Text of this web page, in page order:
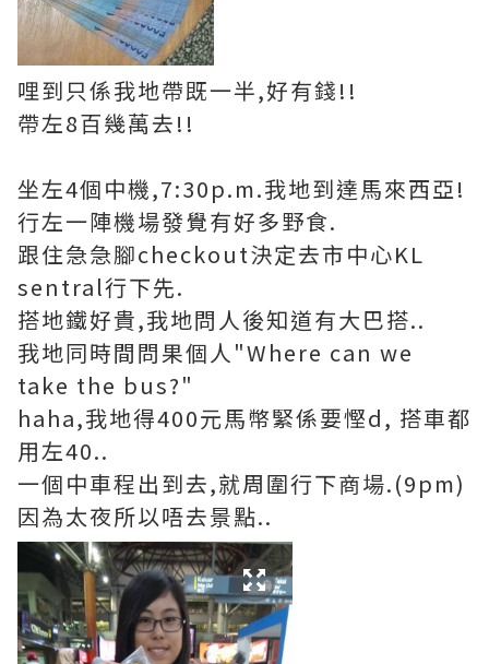
哩到只係我地帶既一半,好有錢!!
帶左8百幾萬去!!
坐左4個中機,7:30p.m.我地到達馬來西亞!
行左一陣機場發覺有好多野食.
跟住急急腳checkout決定去市中心KL
sentral行下先.
搭地鐵好貴,我地問人後知道有大巴搭..
我地同時間問果個人"Where can we
take the bus?"
haha,我地得400元馬幣緊係要慳d, 搭車都
用左40..
一個中車程出到去,就周圍行下商場.(9pm)
因為太夜所以唔去景點..